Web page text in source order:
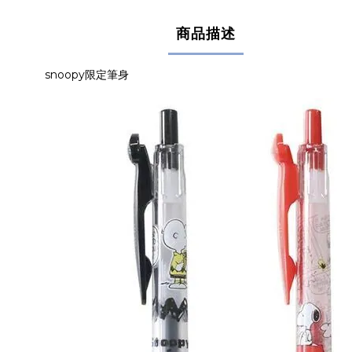
商品描述
snoopy限定筆身